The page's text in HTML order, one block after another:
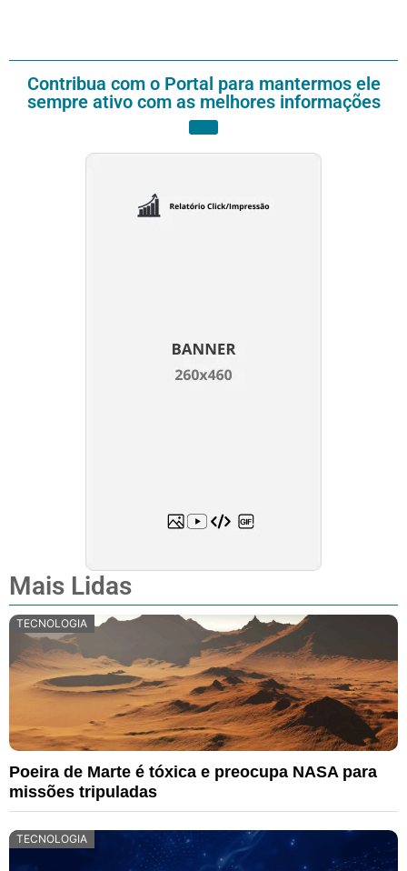
Contribua com o Portal para mantermos ele
sempre ativo com as melhores informações
Mais Lidas
TECNOLOGIA
Poeira de Marte é tóxica e preocupa NASA para
missões tripuladas
TECNOLOGIA